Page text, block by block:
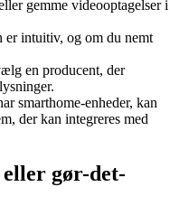
gemme videooptagelser i
er intuitiv, og om du nemt
en producent, der
smarthome-enheder, kan
der kan integreres med
gør-det-